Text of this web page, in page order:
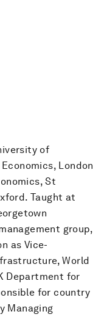
of
London
St
Taught at
group,
as Vice-
World
Department for
for country
Managing